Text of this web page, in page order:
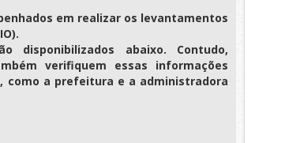
em realizar os levantamentos
disponibilizados abaixo. Contudo,
verifiquem essas informações
como a prefeitura e a administradora